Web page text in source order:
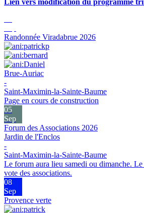
Lien vers modification du programme
Randonnée Viradabrue 2026
Brue-Auriac
-
Saint-Maximin-la-Sainte-Baume
Page en cours de construction
05
Sep
Forum des Associations 2026
Jardin de l'Enclos
-
Saint-Maximin-la-Sainte-Baume
Le forum aura lieu samedi ou dimanche.
vote des associations.
08
Sep
Provence verte